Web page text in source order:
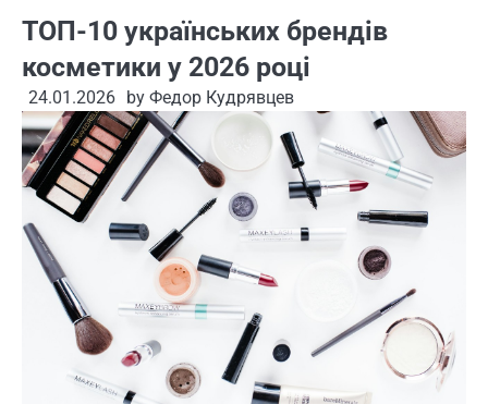
ТОП-10 українських брендів
косметики у 2026 році
24.01.2026 by Федор Кудрявцев